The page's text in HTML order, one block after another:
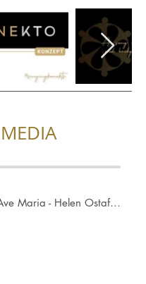
MEDIA
Ave Maria - Helen Ostafew